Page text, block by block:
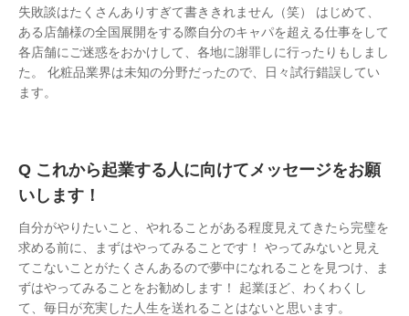
失敗談はたくさんありすぎて書ききれません（笑） はじめて、
ある店舗様の全国展開をする際自分のキャパを超える仕事をして
各店舗にご迷惑をおかけして、各地に謝罪しに行ったりもしまし
た。 化粧品業界は未知の分野だったので、日々試行錯誤してい
ます。
これから起業する人に向けてメッセージをお願
いします！
自分がやりたいこと、やれることがある程度見えてきたら完璧を
求める前に、まずはやってみることです！ やってみないと見え
てこないことがたくさんあるので夢中になれることを見つけ、ま
ずはやってみることをお勧めします！ 起業ほど、わくわくし
て、毎日が充実した人生を送れることはないと思います。